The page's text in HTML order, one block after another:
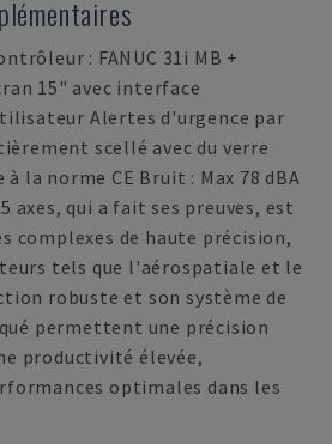
: FANUC 31i MB +
15" avec interface
Alertes d'urgence par
scellé avec du verre
la norme CE Bruit : Max 78 dBA
axes, qui a fait ses preuves, est
complexes de haute précision,
tels que l'aérospatiale et le
robuste et son système de
permettent une précision
productivité élevée,
optimales dans les